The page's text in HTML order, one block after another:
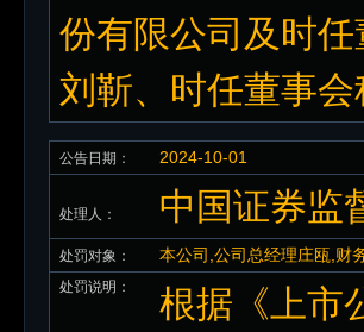
份有限公司及时
刘靳、时任董事
公告日期： 2024-10-01
处理人： 中国证券监
处罚对象： 本公司,公司总经理庄瓯,财
处罚说明：
根据《上市